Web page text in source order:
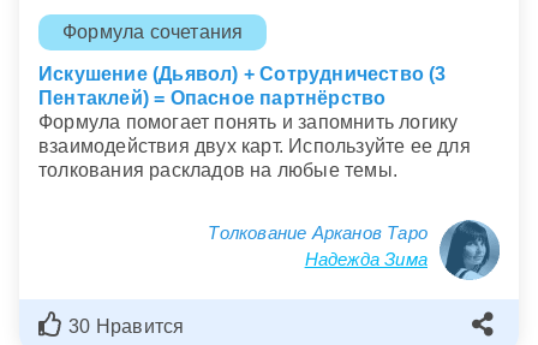
Формула сочетания
Искушение (Дьявол) + Сотрудничество (3
Пентаклей) = Опасное партнёрство
Формула помогает понять и запомнить логику
взаимодействия двух карт. Используйте ее для
толкования раскладов на любые темы.
Толкование Арканов Таро
Надежда Зима
30 Нравится